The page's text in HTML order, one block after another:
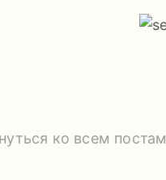
ко всем постам